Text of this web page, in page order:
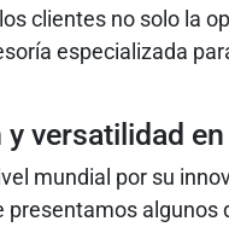
clientes no solo la
especializada
versatilidad
mundial por su
algunos